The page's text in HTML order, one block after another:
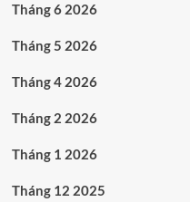
Tháng 6 2026
Tháng 5 2026
Tháng 4 2026
Tháng 2 2026
Tháng 1 2026
Tháng 12 2025